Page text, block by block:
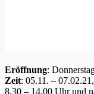
Eröffnung:
Zeit: 05.11. –
8.30 – 14.00 Uhr und